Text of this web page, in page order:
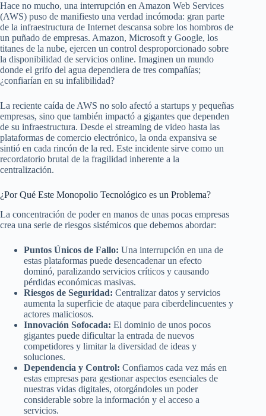
Hace no mucho, una interrupción en Amazon Web Services
(AWS) puso de manifiesto una verdad incómoda: gran parte
de la infraestructura de Internet descansa sobre los hombros de
un puñado de empresas. Amazon, Microsoft y Google, los
titanes de la nube, ejercen un control desproporcionado sobre
la disponibilidad de servicios online. Imaginen un mundo
donde el grifo del agua dependiera de tres compañías;
¿confiarían en su infalibilidad?
La reciente caída de AWS no solo afectó a startups y pequeñas
empresas, sino que también impactó a gigantes que dependen
de su infraestructura. Desde el streaming de video hasta las
plataformas de comercio electrónico, la onda expansiva se
sintió en cada rincón de la red. Este incidente sirve como un
recordatorio brutal de la fragilidad inherente a la
centralización.
¿Por Qué Este Monopolio Tecnológico es un Problema?
La concentración de poder en manos de unas pocas empresas
crea una serie de riesgos sistémicos que debemos abordar:
Puntos Únicos de Fallo: Una interrupción en una de
estas plataformas puede desencadenar un efecto
dominó, paralizando servicios críticos y causando
pérdidas económicas masivas.
Riesgos de Seguridad: Centralizar datos y servicios
aumenta la superficie de ataque para ciberdelincuentes y
actores maliciosos.
Innovación Sofocada: El dominio de unos pocos
gigantes puede dificultar la entrada de nuevos
competidores y limitar la diversidad de ideas y
soluciones.
Dependencia y Control: Confiamos cada vez más en
estas empresas para gestionar aspectos esenciales de
nuestras vidas digitales, otorgándoles un poder
considerable sobre la información y el acceso a
servicios.